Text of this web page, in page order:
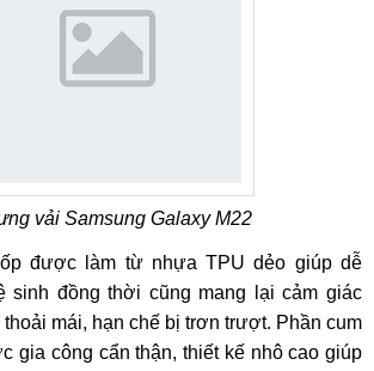
vải Samsung Galaxy M22
được làm từ nhựa TPU dẻo giúp dễ
sinh đồng thời cũng mang lại cảm giác
thoải mái, hạn chế bị trơn trượt. Phần cum
gia công cẩn thận, thiết kế nhô cao giúp